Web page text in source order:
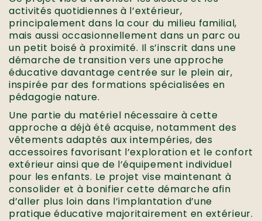
activités quotidiennes à l’extérieur,
principalement dans la cour du milieu familial,
mais aussi occasionnellement dans un parc ou
un petit boisé à proximité. Il s’inscrit dans une
démarche de transition vers une approche
éducative davantage centrée sur le plein air,
inspirée par des formations spécialisées en
pédagogie nature.
Une partie du matériel nécessaire à cette
approche a déjà été acquise, notamment des
vêtements adaptés aux intempéries, des
accessoires favorisant l’exploration et le confort
extérieur ainsi que de l’équipement individuel
pour les enfants. Le projet vise maintenant à
consolider et à bonifier cette démarche afin
d’aller plus loin dans l’implantation d’une
pratique éducative majoritairement en extérieur.